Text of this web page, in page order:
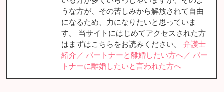
うな方が、その苦しみから解放されて自由
になるため、力になりたいと思っていま
す。 当サイトにはじめてアクセスされた方
はまずはこちらをお読みください。弁護士
紹介／ パートナーと離婚したい方へ／ パー
トナーに離婚したいと言われた方へ